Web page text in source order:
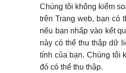
Chúng tôi không kiểm
trên Trang web, bạn có
nếu bạn nhấp vào kết
này có thể thu thập dữ
tính của bạn. Chúng tôi
đó có thể thu thập.